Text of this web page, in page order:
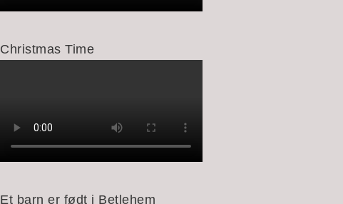
Christmas Time
Et barn er født i Betlehem